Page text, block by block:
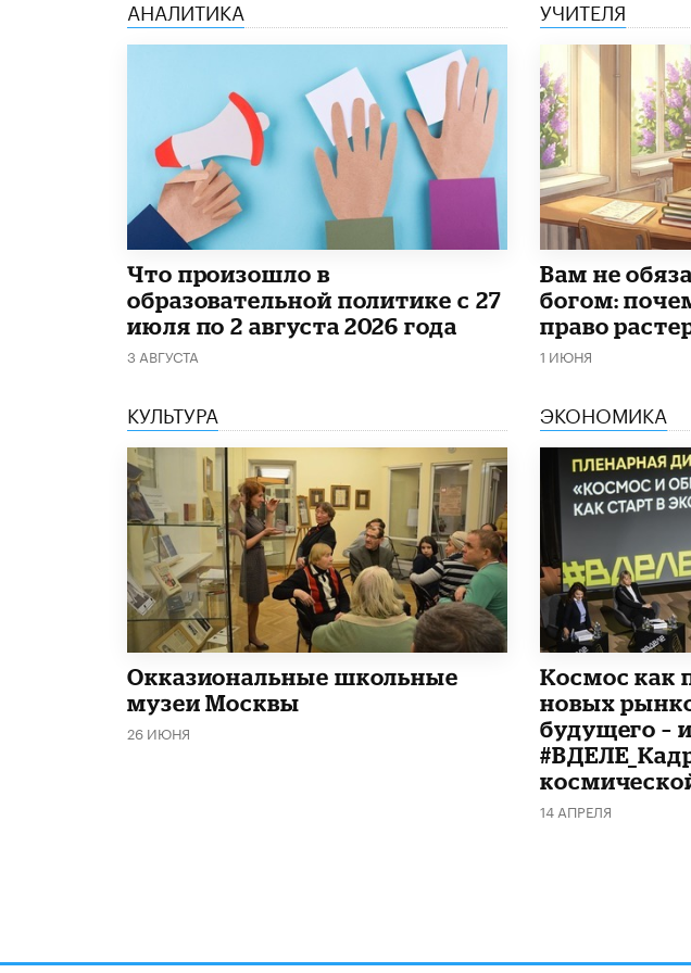
АНАЛИТИКА
​Что произошло в
образовательной политике с 27
июля по 2 августа 2026 года
3 АВГУСТА
УЧИТЕЛЯ
​Вам не
богом:
право
1 ИЮНЯ
КУЛЬТУРА
​Окказиональные школьные
музеи Москвы
26 ИЮНЯ
ЭКОНОМИКА
Космос как
новых
будущего –
14 АПРЕЛЯ